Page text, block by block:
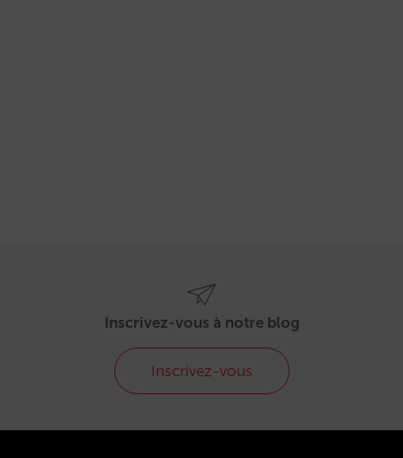
Inscrivez-vous à notre blog
Inscrivez-vous